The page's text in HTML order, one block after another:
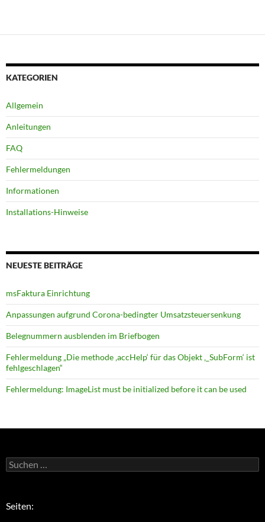
KATEGORIEN
Allgemein
Anleitungen
FAQ
Fehlermeldungen
Informationen
Installations-Hinweise
NEUESTE BEITRÄGE
msFaktura Einrichtung
Anpassungen aufgrund Corona-bedingter Umsatz­steuer­senkung
Belegnummern ausblenden im Briefbogen
Fehlermeldung „Die methode ‚accHelp‘ für das Objekt ‚_SubForm‘ ist
fehlgeschlagen“
Fehlermeldung: ImageList must be initialized before it can be used
Suchen
nach:
Seiten: